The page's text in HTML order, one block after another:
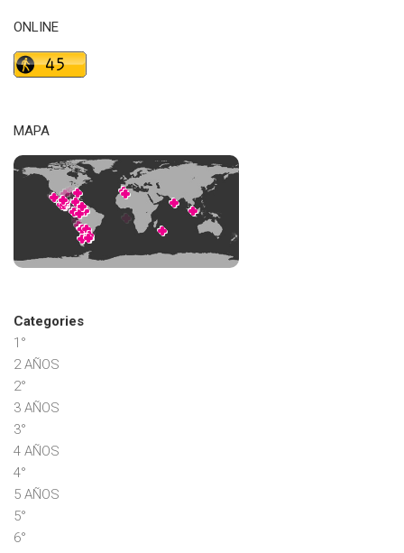
ONLINE
MAPA
Categories
1°
2 AÑOS
2°
3 AÑOS
3°
4 AÑOS
4°
5 AÑOS
5°
6°